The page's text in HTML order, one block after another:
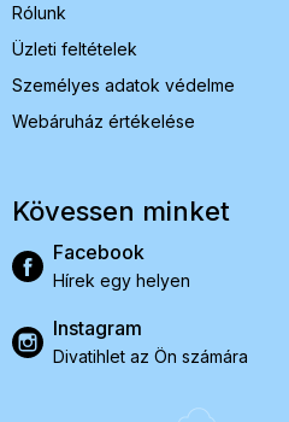
Rólunk
Üzleti feltételek
Személyes adatok védelme
Webáruház értékelése
Kövessen minket
Facebook
Hírek egy helyen
Instagram
Divatihlet az Ön számára